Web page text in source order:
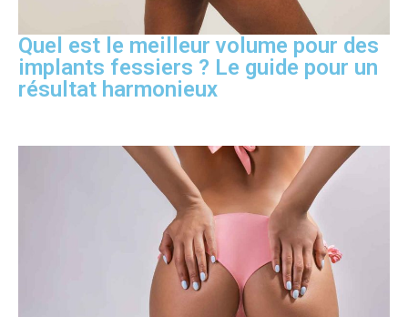
Quel est le meilleur volume pour des
implants fessiers ? Le guide pour un
résultat harmonieux